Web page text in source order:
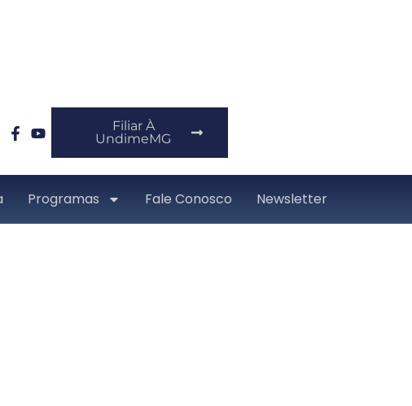
Filiar À
UndimeMG
Programas Fale Conosco Newsletter